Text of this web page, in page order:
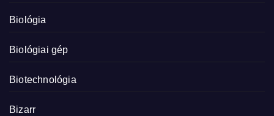
Biológia
Biológiai gép
Biotechnológia
Bizarr